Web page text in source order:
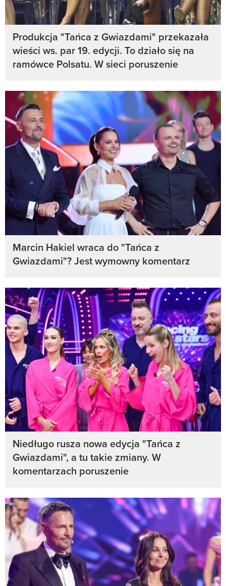
Produkcja "Tańca z Gwiazdami" przekazała
wieści ws. par 19. edycji. To działo się na
ramówce Polsatu. W sieci poruszenie
Marcin Hakiel wraca do "Tańca z
Gwiazdami"? Jest wymowny komentarz
Niedługo rusza nowa edycja "Tańca z
Gwiazdami", a tu takie zmiany. W
komentarzach poruszenie